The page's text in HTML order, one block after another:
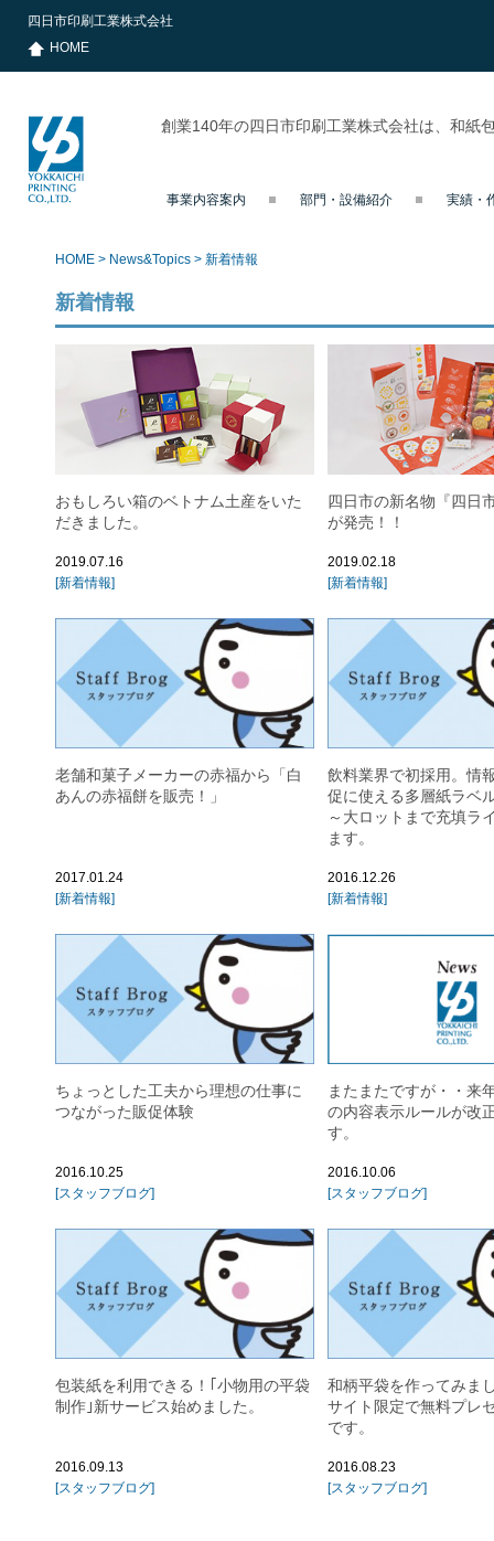
四日市印刷工業株式会社
HOME
創業140年の四日市印刷工業株式会社は、和紙
事業内容案内 部門・設備紹介 実績・
HOME > News&Topics > 新着情報
新着情報
おもしろい箱のベトナム土産をいた
だきました。
2019.07.16
[新着情報]
四日市の新名物『四日
が発売！！
2019.02.18
[新着情報]
老舗和菓子メーカーの赤福から「白
あんの赤福餅を販売！」
2017.01.24
[新着情報]
飲料業界で初採用。情
促に使える多層紙ラベ
～大ロットまで充填ラ
ます。
2016.12.26
[新着情報]
ちょっとした工夫から理想の仕事に
つながった販促体験
2016.10.25
[スタッフブログ]
またまたですが・・来
の内容表示ルールが改
す。
2016.10.06
[スタッフブログ]
包装紙を利用できる！｢小物用の平袋
制作｣新サービス始めました。
2016.09.13
[スタッフブログ]
和柄平袋を作ってみま
サイト限定で無料プレ
です。
2016.08.23
[スタッフブログ]